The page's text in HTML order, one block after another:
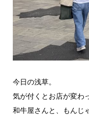
今日の浅草。
気が付くとお店が変わ
和牛屋さんと、もんじ